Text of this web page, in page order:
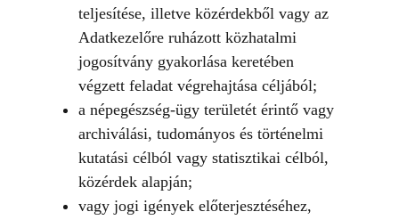
teljesítése, illetve közérdekből vagy az
Adatkezelőre ruházott közhatalmi
jogosítvány gyakorlása keretében
végzett feladat végrehajtása céljából;
a népegészség-ügy területét érintő vagy
archiválási, tudományos és történelmi
kutatási célból vagy statisztikai célból,
közérdek alapján;
vagy jogi igények előterjesztéséhez,